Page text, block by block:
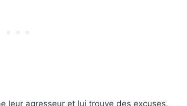
leur agresseur et lui trouve des excuses.